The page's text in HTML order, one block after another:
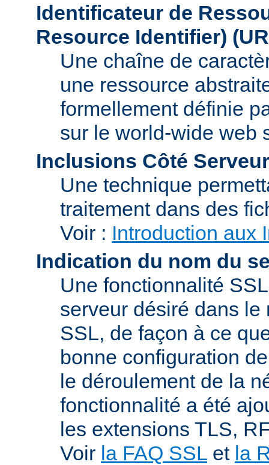
Identificateur de
Resource Identifier)
Une chaîne de
une ressource
formellement définie
sur le world-wide web
Inclusions Côté
Une technique
traitement dans des
Voir : Introduction aux
Indication du nom du
Une fonctionnalité
serveur désiré dans
SSL, de façon à ce
bonne configuration
le déroulement de la
fonctionnalité a été
les extensions TLS,
Voir la FAQ SSL et la